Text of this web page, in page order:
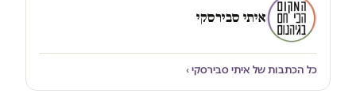
איתי סבירסקי
כל הכתבות של איתי סבירסקי ›